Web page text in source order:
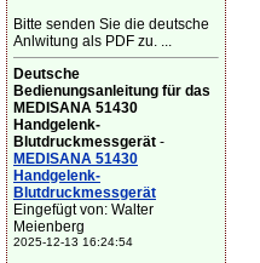
Bitte senden Sie die deutsche
Anlwitung als PDF zu. ...
Deutsche
Bedienungsanleitung für das
MEDISANA 51430
Handgelenk-
Blutdruckmessgerät -
MEDISANA 51430
Handgelenk-
Blutdruckmessgerät
Eingefügt von: Walter
Meienberg
2025-12-13 16:24:54